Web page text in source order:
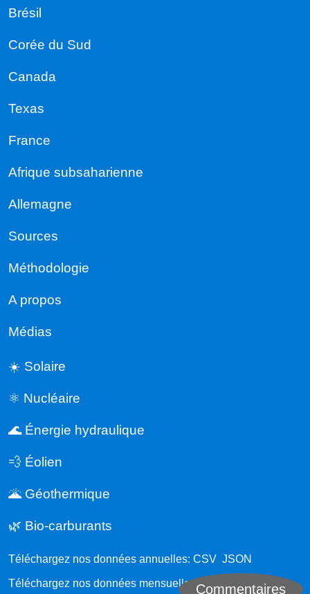
Commentaires
Brésil
Corée du Sud
Canada
Texas
France
Afrique subsaharienne
Allemagne
Sources
Méthodologie
A propos
Médias
☀️ Solaire
⚛️ Nucléaire
🌊 Énergie hydraulique
💨 Éolien
🌋 Géothermique
🌿 Bio-carburants
Téléchargez nos données annuelles: CSV JSON
Téléchargez nos données mensuelles:CSV JSON